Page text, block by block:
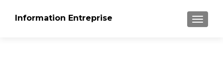
Information Entreprise